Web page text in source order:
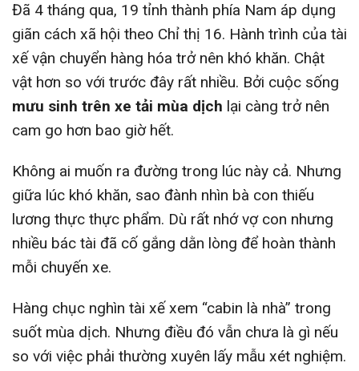
Đã 4 tháng qua, 19 tỉnh thành phía Nam áp dụng
giãn cách xã hội theo Chỉ thị 16. Hành trình của tài
xế vận chuyển hàng hóa trở nên khó khăn. Chật
vật hơn so với trước đây rất nhiều. Bởi cuộc sống
mưu sinh trên xe tải mùa dịch lại càng trở nên
cam go hơn bao giờ hết.
Không ai muốn ra đường trong lúc này cả. Nhưng
giữa lúc khó khăn, sao đành nhìn bà con thiếu
lương thực thực phẩm. Dù rất nhớ vợ con nhưng
nhiều bác tài đã cố gắng dằn lòng để hoàn thành
mỗi chuyến xe.
Hàng chục nghìn tài xế xem “cabin là nhà” trong
suốt mùa dịch. Nhưng điều đó vẫn chưa là gì nếu
so với việc phải thường xuyên lấy mẫu xét nghiệm.